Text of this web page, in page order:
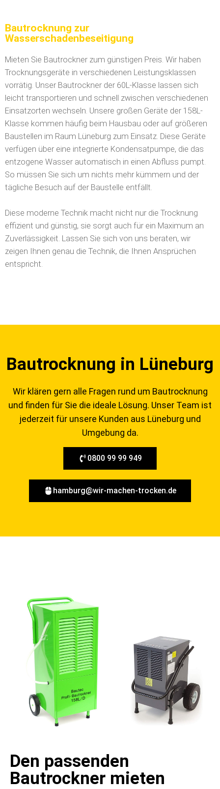
Bautrocknung zur
Wasserschadenbeseitigung
Mieten Sie Bautrockner zum günstigen Preis. Wir haben
Trocknungsgeräte in verschiedenen Leistungsklassen
vorrätig. Unser Bautrockner der 60L-Klasse lassen sich
leicht transportieren und schnell zwischen verschiedenen
Einsatzorten wechseln. Unsere großen Geräte der 158L-
Klasse kommen häufig beim Hausbau oder auf größeren
Baustellen im Raum Lüneburg zum Einsatz. Diese Geräte
verfügen über eine integrierte Kondensatpumpe, die das
entzogene Wasser automatisch in einen Abfluss pumpt.
So müssen Sie sich um nichts mehr kümmern und der
tägliche Besuch auf der Baustelle entfällt.
Diese moderne Technik macht nicht nur die Trocknung
effizient und günstig, sie sorgt auch für ein Maximum an
Zuverlässigkeit. Lassen Sie sich von uns beraten, wir
zeigen Ihnen genau die Technik, die Ihnen Ansprüchen
entspricht.
Bautrocknung in Lüneburg
Wir klären gern alle Fragen rund um Bautrocknung
und finden für Sie die ideale Lösung. Unser Team ist
jederzeit für unsere Kunden aus Lüneburg und
Umgebung da.
0800 99 99 949
hamburg@wir-machen-trocken.de
Den passenden
Bautrockner mieten